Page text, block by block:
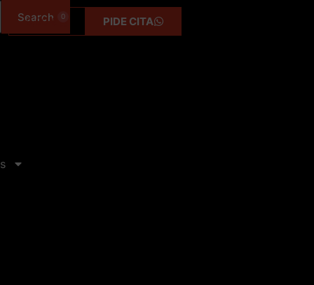
0,00€ 0 PIDE CITA